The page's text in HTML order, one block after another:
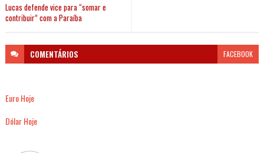
Lucas defende vice para “somar e
contribuir” com a Paraíba
COMENTÁRIOS FACEBOOK
Euro Hoje
Dólar Hoje